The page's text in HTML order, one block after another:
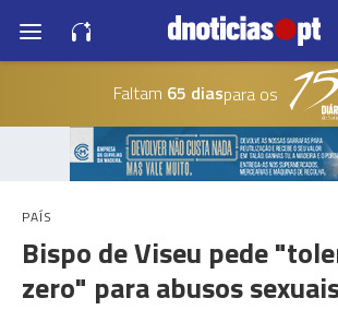
Faltam 65 diaspara os
PAÍS
Bispo de Viseu pede
zero" para abusos